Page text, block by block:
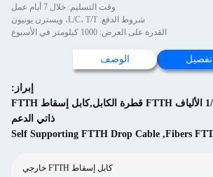
وقت التسليم: خلال 7 أيام عمل
شروط الدفع: L/C، T/T، ويسترن يونيون
القدرة على العرض: 1000 كيلومتر في الأسبوع
تفصيل الوصف
إبراز:
كابل FTTH الهوائي,1/2 الألياف FTTH قطرة الكابل,كابل إسقاط FTTH
ذاتي الدعم
,
Self Supporting FTTH Drop Cable
كابل إسقاط FTTH خارجي